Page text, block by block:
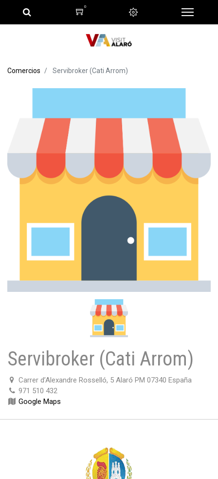
0
Comercios Servibroker (Cati Arrom)
Servibroker (Cati Arrom)
Carrer d’Alexandre Rosselló, 5 Alaró PM 07340 España
971 510 432
Google Maps